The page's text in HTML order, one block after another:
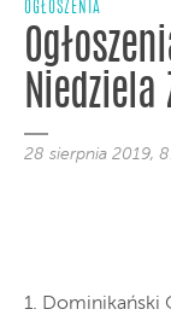
OGŁOSZENIA
Niedziela
28 sierpnia 2019,
1. Dominikański